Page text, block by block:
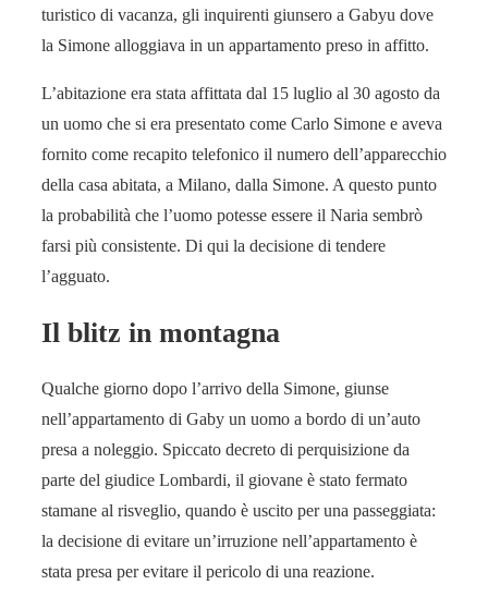
turistico di vacanza, gli inquirenti giunsero a Gabyu dove
la Simone alloggiava in un appartamento preso in affitto.
L’abitazione era stata affittata dal 15 luglio al 30 agosto da
un uomo che si era presentato come Carlo Simone e aveva
fornito come recapito telefonico il numero dell’apparecchio
della casa abitata, a Milano, dalla Simone. A questo punto
la probabilità che l’uomo potesse essere il Naria sembrò
farsi più consistente. Di qui la decisione di tendere
l’agguato.
Il blitz in montagna
Qualche giorno dopo l’arrivo della Simone, giunse
nell’appartamento di Gaby un uomo a bordo di un’auto
presa a noleggio. Spiccato decreto di perquisizione da
parte del giudice Lombardi, il giovane è stato fermato
stamane al risveglio, quando è uscito per una passeggiata:
la decisione di evitare un’irruzione nell’appartamento è
stata presa per evitare il pericolo di una reazione.